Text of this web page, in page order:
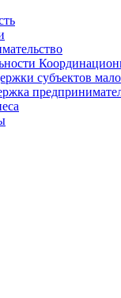
субъектов